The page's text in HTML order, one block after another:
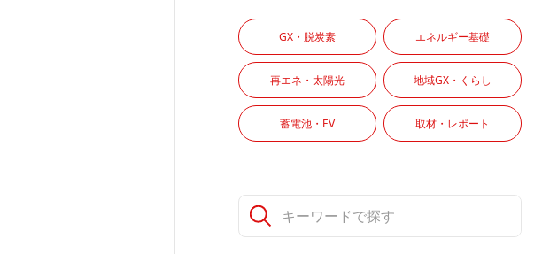
GX・脱炭素 エネルギー基礎
再エネ・太陽光 地域GX・くらし
蓄電池・EV 取材・レポート